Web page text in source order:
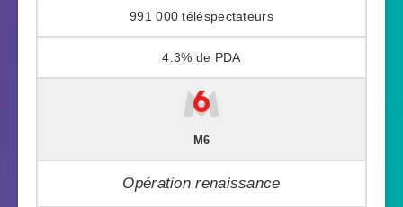
991 000
4.3%
M6
Opération renaissance